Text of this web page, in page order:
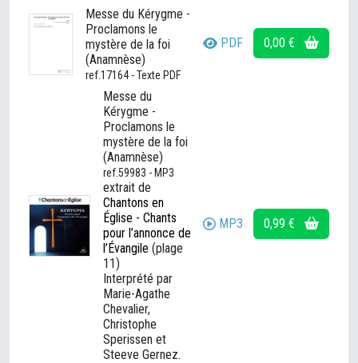
Messe du Kérygme -
Proclamons le
mystère de la foi
(Anamnèse)
ref.17164 - Texte PDF
PDF 0,00 €
Messe du
Kérygme -
Proclamons le
mystère de la foi
(Anamnèse)
ref.59983 - MP3
extrait de
Chantons en
Église - Chants
pour l’annonce de
l’Évangile (plage
11)
Interprété par
Marie-Agathe
Chevalier,
Christophe
Sperissen et
Steeve Gernez.
MP3 0,99 €